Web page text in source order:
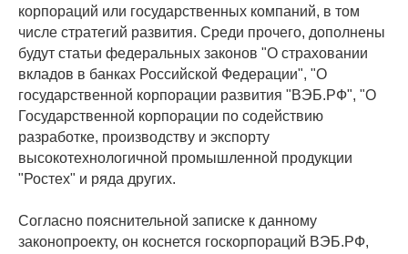
корпораций или государственных компаний, в том
числе стратегий развития. Среди прочего, дополнены
будут статьи федеральных законов "О страховании
вкладов в банках Российской Федерации", "О
государственной корпорации развития "ВЭБ.РФ", "О
Государственной корпорации по содействию
разработке, производству и экспорту
высокотехнологичной промышленной продукции
"Ростех" и ряда других.
Согласно пояснительной записке к данному
законопроекту, он коснется госкорпораций ВЭБ.РФ,